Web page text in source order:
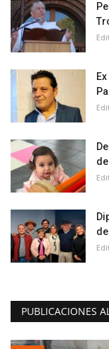
PUBLICACIONES